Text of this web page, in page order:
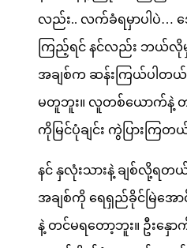
လည်း.. လက်ခံရမှာပါပဲ… အ
ကြည့်ရင် နင်လည်း ဘယ်လို
အချစ်က ဆန်းကြယ်ပါတယ်
မတူဘူး။ လူတစ်ယောက်နဲ့
ကိုမြင်ပုံချင်း ကွဲပြားကြတ
နင် နှလုံးသားနဲ့ ချစ်လို့ရတ
အချစ်ကို ရေရှည်ခိုင်မြဲအေ
နဲ့ တင်မရတော့ဘူး။ ဦးနှ